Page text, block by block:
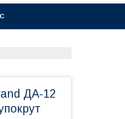
ДА-12